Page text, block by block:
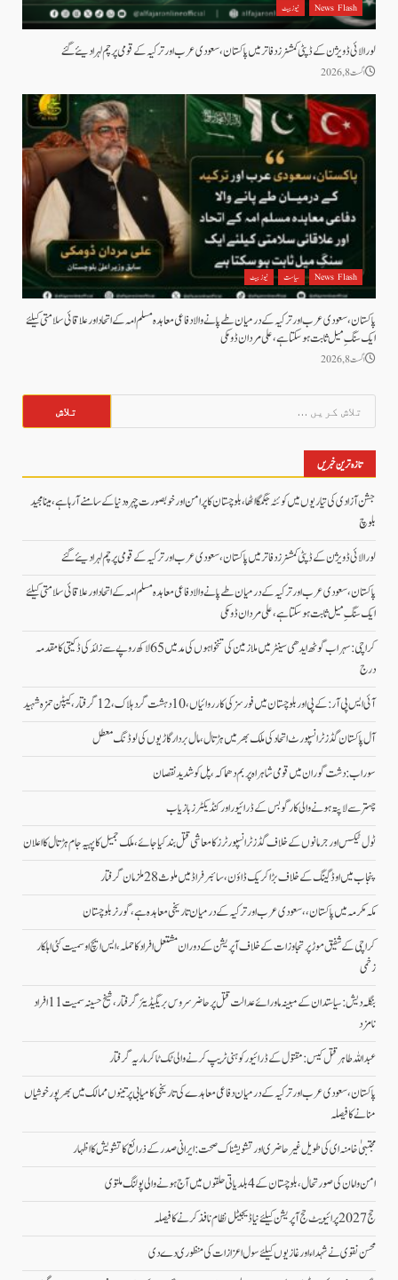
News Flash نیوز بیٹ
لورالائی ڈویژن کے ڈپٹی کمشنرز دفاتر میں پاکستان، سعودی عرب اور ترکیہ کے قومی پرچم لہرا دیئے گئے
اگست 8, 2026
News Flash سیاست نیوز بیٹ
پاکستان، سعودی عرب اور ترکیہ کے درمیان طے پانے والا دفاعی معاہدہ مسلم امہ کے اتحاد اور علاقائی سلامتی کیلئے
ایک سنگِ میل ثابت ہو سکتا ہے، علی مردان ڈومکی
اگست 8, 2026
کریں
برائے:
تازہ ترین خبریں
جشن آزادی کی تیاریوں میں کوئٹہ جگمگا اٹھا، بلوچستان کا پرامن اور خوبصورت چہرہ دنیا کے سامنے آ رہا ہے، مینا مجید
بلوچ
لورالائی ڈویژن کے ڈپٹی کمشنرز دفاتر میں پاکستان، سعودی عرب اور ترکیہ کے قومی پرچم لہرا دیئے گئے
پاکستان، سعودی عرب اور ترکیہ کے درمیان طے پانے والا دفاعی معاہدہ مسلم امہ کے اتحاد اور علاقائی سلامتی کیلئے
ایک سنگِ میل ثابت ہو سکتا ہے، علی مردان ڈومکی
کراچی: سہراب گوٹھ ایدھی سینٹر میں ملازمین کی تنخواہوں کی مد میں 65 لاکھ روپے سے زائد کی ڈکیتی کا مقدمہ
درج
آئی ایس پی آر: کے پی اور بلوچستان میں فورسز کی کارروائیاں، 10 دہشت گرد ہلاک، 12 گرفتار، کیپٹن حمزہ شہید
آل پاکستان گڈز ٹرانسپورٹ اتحاد کی ملک بھر میں ہڑتال،مال بردار گاڑیوں کی لوڈنگ معطل
سوراب: دشت گوران میں قومی شاہراہ پر بم دھماکہ، پل کو شدید نقصان
چہتر سے لاپتہ ہونے والی کارگو بس کے ڈرائیور اور کنڈیکٹرز بازیاب
ٹول ٹیکس اور جرمانوں کے خلاف گڈز ٹرانسپورٹرز کا معاشی قتل بند کیا جائے، ملک جمیل کا پہیہ جام ہڑتال کا اعلان
پنجاب میں اوڈ گینگ کے خلاف بڑا کریک ڈاؤن، سائبر فراڈ میں ملوث 28 ملزمان گرفتار
مکہ مکرمہ میں پاکستان،، سعودی عرب اور ترکیہ کے درمیان تاریخی معاہدہ ہے، گورنر بلوچستان
کراچی کے شفیق موڑ پر تجاوزات کے خلاف آپریشن کے دوران مشتعل افراد کا حملہ، ایس ایچ او سمیت کئی اہلکار
زخمی
بنگلہ دیش: سیاستدان کے مبینہ ماورائے عدالت قتل پر حاضر سروس بریگیڈیئر گرفتار، شیخ حسینہ سمیت 11 افراد
نامزد
عبداللہ طاہر قتل کیس: مقتول کے ڈرائیور کو ہنی ٹریپ کرنے والی ٹک ٹاکر ماریہ گرفتار
پاکستان، سعودی عرب اور ترکیہ کے درمیان دفاعی معاہدے کی تاریخی کامیابی پرتینوں ممالک میں بھرپورخوشیاں
منانے کا فیصلہ
مجتبیٰ خامنہ ای کی طویل غیرحاضری اور تشویشناک صحت: ایرانی صدر کے ذرائع کا تشویش کا اظہار
امن وامان کی صورتحال،بلوچستان کے 4 بلدیاتی حلقوں میں آج ہونے والی پولنگ ملتوی
حج 2027 پرائیویٹ حج آپریشن کیلئے نیا ڈیجیٹل نظام نافذ کرنے کا فیصلہ
محسن نقوی نے شہداء اور غازیوں کیلئے سول اعزازات کی منظوری دے دی